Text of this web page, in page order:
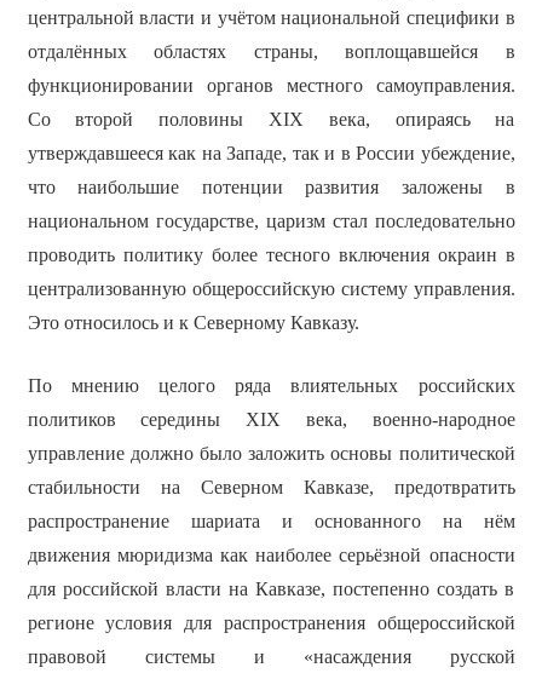
центральной власти и учётом национальной специфики в
отдалённых областях страны, воплощавшейся в
функционировании органов местного самоуправления.
Со второй половины XIX века, опираясь на
утверждавшееся как на Западе, так и в России убеждение,
что наибольшие потенции развития заложены в
национальном государстве, царизм стал последовательно
проводить политику более тесного включения окраин в
централизованную общероссийскую систему управления.
Это относилось и к Северному Кавказу.
По мнению целого ряда влиятельных российских
политиков середины XIX века, военно-народное
управление должно было заложить основы политической
стабильности на Северном Кавказе, предотвратить
распространение шариата и основанного на нём
движения мюридизма как наиболее серьёзной опасности
для российской власти на Кавказе, постепенно создать в
регионе условия для распространения общероссийской
правовой системы и «насаждения русской